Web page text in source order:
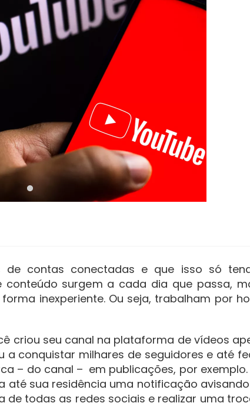
de contas conectadas e que isso só
conteúdo surgem a cada dia que passa,
inexperiente. Ou seja, trabalham por
criou seu canal na plataforma de vídeos
conquistar milhares de seguidores e até
– do canal – em publicações, por exemplo.
até sua residência uma notificação
todas as redes sociais e realizar uma